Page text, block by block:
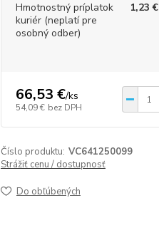
Hmotnostný príplatok
kuriér (neplatí pre
osobný odber)
1,23 €
66,53 €/ks
54,09 € bez DPH
Číslo produktu: VC641250099
Strážiť cenu / dostupnosť
Do obľúbených